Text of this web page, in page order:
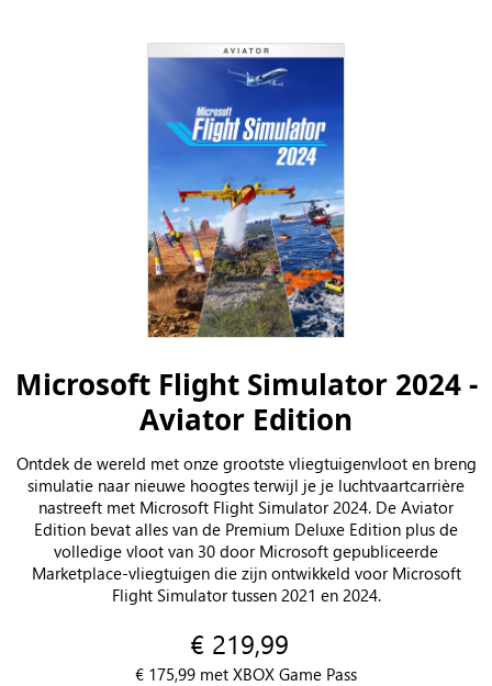
Microsoft Flight Simulator 2024 -
Aviator Edition
Ontdek de wereld met onze grootste vliegtuigenvloot en breng
simulatie naar nieuwe hoogtes terwijl je je luchtvaartcarrière
nastreeft met Microsoft Flight Simulator 2024. De Aviator
Edition bevat alles van de Premium Deluxe Edition plus de
volledige vloot van 30 door Microsoft gepubliceerde
Marketplace-vliegtuigen die zijn ontwikkeld voor Microsoft
Flight Simulator tussen 2021 en 2024.
€ 219,99
€ 175,99 met XBOX Game Pass